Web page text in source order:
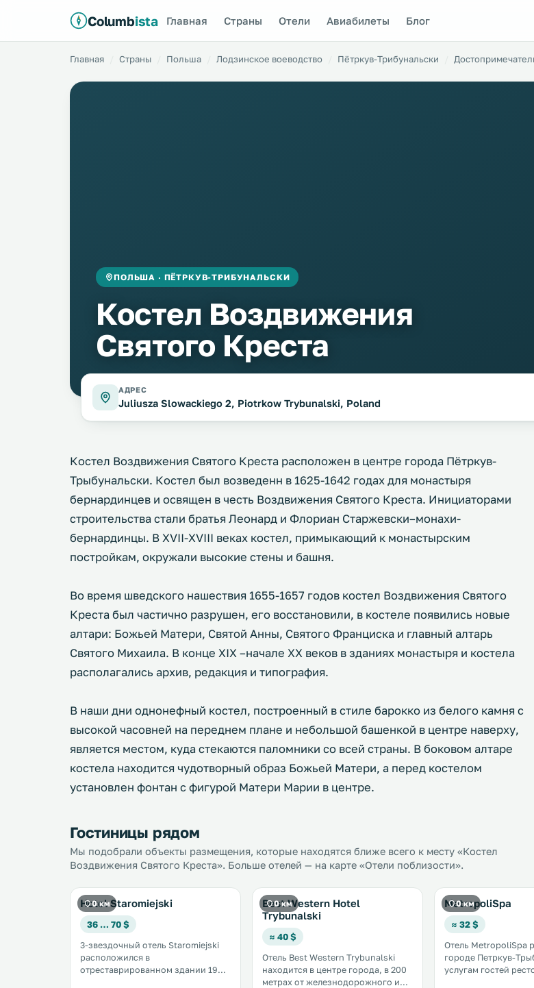
Columbista Главная Страны Отели Авиабилеты Блог
Главная Страны Польша Лодзинское воеводство Пётркув-Трибунальски
ПОЛЬША · ПЁТРКУВ-ТРИБУНАЛЬСКИ
Костел Воздвижения
Святого Креста
АДРЕС
Juliusza Slowackiego 2, Piotrkow Trybunalski, Poland
Костел Воздвижения Святого Креста расположен в центре города Пётркув-
Трыбунальски. Костел был возведенн в 1625-1642 годах для монастыря
бернардинцев и освящен в честь Воздвижения Святого Креста. Инициаторами
строительства стали братья Леонард и Флориан Старжевски–монахи-
бернардинцы. В XVII-XVIII веках костел, примыкающий к монастырским
постройкам, окружали высокие стены и башня.
Во время шведского нашествия 1655-1657 годов костел Воздвижения Святого
Креста был частично разрушен, его восстановили, в костеле появились новые
алтари: Божьей Матери, Святой Анны, Святого Франциска и главный алтарь
Святого Михаила. В конце XIX –начале XX веков в зданиях монастыря и костела
располагались архив, редакция и типография.
В наши дни однонефный костел, построенный в стиле барокко из белого камня с
высокой часовней на переднем плане и небольшой башенкой в центре наверху,
является местом, куда стекаются паломники со всей страны. В боковом алтаре
костела находится чудотворный образ Божьей Матери, а перед костелом
установлен фонтан с фигурой Матери Марии в центре.
Гостиницы рядом
Мы подобрали объекты размещения, которые находятся ближе всего к месту «Костел
Воздвижения Святого Креста». Больше отелей — на карте «Отели поблизости».
0 км
Hotel Staromiejski
36 … 70 $
3-звездочный отель Staromiejski
расположился в
отреставрированном здании 19
0 км
Best Western Hotel
Trybunalski
≈ 40 $
Отель Best Western Trybunalski
находится в центре города, в 200
метрах от железнодорожного и
0 км
MetropoliSpa
≈ 32 $
Отель MetropoliSpa
городе Петркув-
услугам гостей